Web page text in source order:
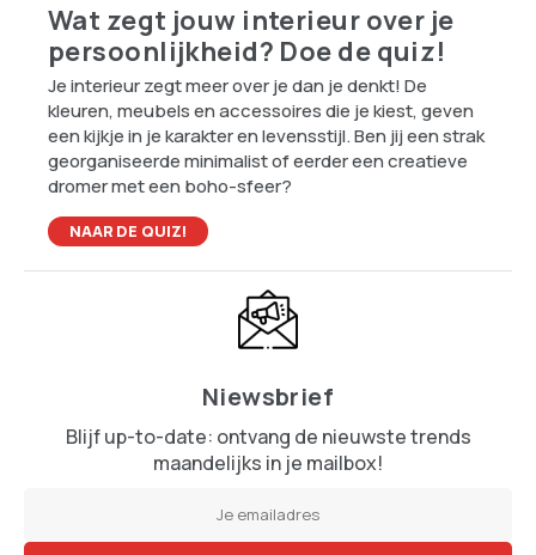
Wat zegt jouw interieur over je
persoonlijkheid? Doe de quiz!
Je interieur zegt meer over je dan je denkt! De
kleuren, meubels en accessoires die je kiest, geven
een kijkje in je karakter en levensstijl. Ben jij een strak
georganiseerde minimalist of eerder een creatieve
dromer met een boho-sfeer?
NAAR DE QUIZ!
Niewsbrief
Blijf up-to-date: ontvang de nieuwste trends
maandelijks in je mailbox!